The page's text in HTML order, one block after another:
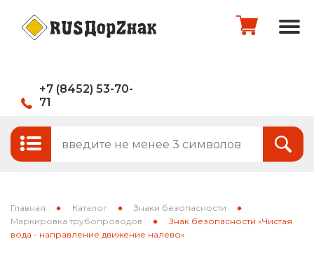
+7 (8452) 53-70-
71
Оформить заказ
Итого:Стандартные и временные дорожные
Знаки на щитах
Каркасные знаки
Главная Каталог
Знаки безопасности
Маркировка трубопроводов
Знак безопасности «Чистая
вода - направление движение налево»